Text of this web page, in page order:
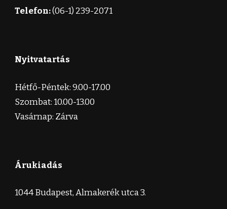
Telefon:(06-1) 239-2071
Nyitvatartás
Hétfő-Péntek: 9.00-17.00
Szombat: 10.00-13.00
Vasárnap: Zárva
Árukiadás
1044 Budapest, Almakerék utca 3.